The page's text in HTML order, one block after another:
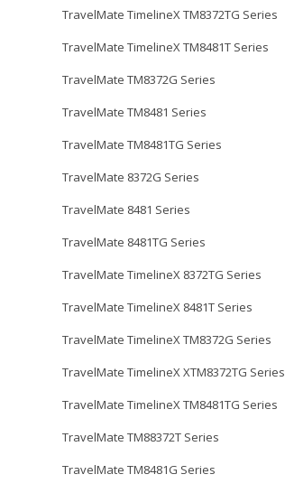
TravelMate TimelineX TM8372TG Series
TravelMate TimelineX TM8481T Series
TravelMate TM8372G Series
TravelMate TM8481 Series
TravelMate TM8481TG Series
TravelMate 8372G Series
TravelMate 8481 Series
TravelMate 8481TG Series
TravelMate TimelineX 8372TG Series
TravelMate TimelineX 8481T Series
TravelMate TimelineX TM8372G Series
TravelMate TimelineX XTM8372TG Series
TravelMate TimelineX TM8481TG Series
TravelMate TM88372T Series
TravelMate TM8481G Series